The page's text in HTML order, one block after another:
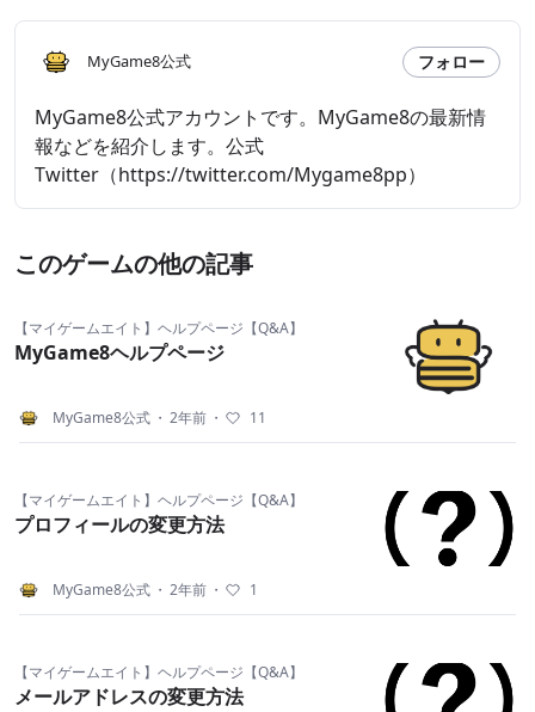
MyGame8公式 フォロー
MyGame8公式アカウントです。MyGame8の最新情
報などを紹介します。公式
Twitter（https://twitter.com/Mygame8pp）
このゲームの他の記事
【マイゲームエイト】ヘルプページ【Q&A】
MyGame8ヘルプページ
MyGame8公式 ・ 2年前 ・ 11
【マイゲームエイト】ヘルプページ【Q&A】
プロフィールの変更方法
MyGame8公式 ・ 2年前 ・ 1
【マイゲームエイト】ヘルプページ【Q&A】
メールアドレスの変更方法